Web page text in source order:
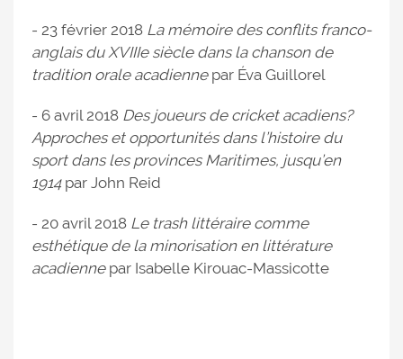
- 23 février 2018 La mémoire des conflits franco-
anglais du XVIIIe siècle dans la chanson de
tradition orale acadiennepar Éva Guillorel
- 6 avril 2018 Des joueurs de cricket acadiens?
Approches et opportunités dans l’histoire du
sport dans les provinces Maritimes, jusqu’en
1914par John Reid
- 20 avril 2018 Le trash littéraire comme
esthétique de la minorisation en littérature
acadiennepar Isabelle Kirouac-Massicotte